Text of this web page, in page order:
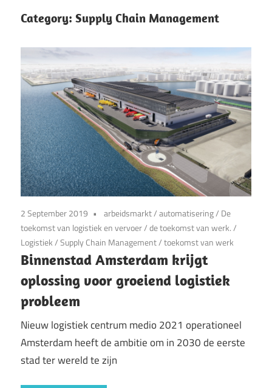
Category: Supply Chain Management
2 September 2019 arbeidsmarkt/automatisering/ De
toekomst van logistiek en vervoer/de toekomst van werk./
Logistiek/Supply Chain Management/toekomst van werk
Binnenstad Amsterdam krijgt
oplossing voor groeiend logistiek
probleem
Nieuw logistiek centrum medio 2021 operationeel
Amsterdam heeft de ambitie om in 2030 de eerste
stad ter wereld te zijn